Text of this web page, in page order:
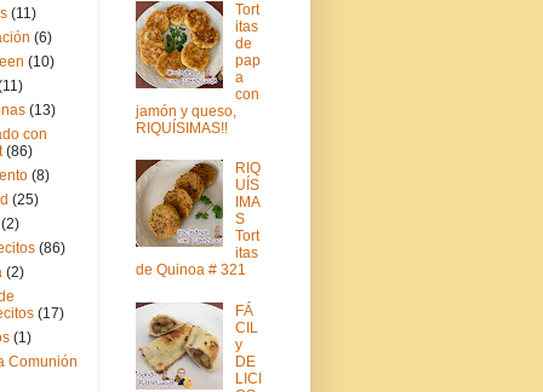
(11)
(6)
(10)
(13)
con
(86)
(8)
(25)
(2)
(86)
(2)
(17)
(1)
Comunión
Tort
itas
de
pap
a
con
jamón y queso,
RIQUÍSIMAS!!
RIQ
UÍS
IMA
S
Tort
itas
de Quinoa # 321
FÁ
CIL
y
DE
LICI